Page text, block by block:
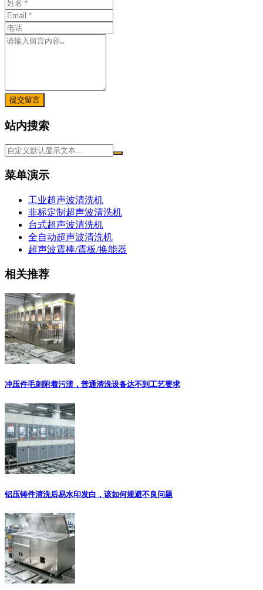
提交留言
站内搜索
菜单演示
工业超声波清洗机
非标定制超声波清洗机
台式超声波清洗机
全自动超声波清洗机
超声波震棒/震板/换能器
相关推荐
冲压件毛刺附着污渍，普通清洗设备达不到工艺要求
铝压铸件清洗后易水印发白，该如何规避不良问题